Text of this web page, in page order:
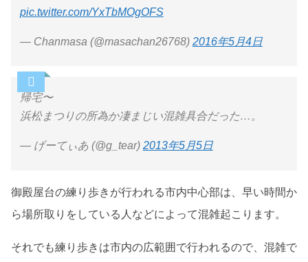
pic.twitter.com/YxTbMOgOFS
— Chanmasa (@masachan26768) 2016年5月4日
帰宅〜
浜松まつりの所為か凄まじい混雑具合だった…。
— げーてぃあ (@g_tear) 2013年5月5日
御殿屋台の練り歩きが行われる市内中心部は、早い時間か
ら場所取りをしている人などによって混雑起こります。
それでも練り歩きは市内の広範囲で行われるので、混雑で